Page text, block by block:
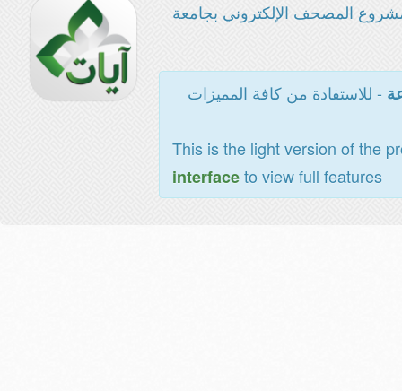
المصحف الإلكتروني بجامعة
- للاستفادة من كافة المميزات
This is the light version of the
interfaceto view full features